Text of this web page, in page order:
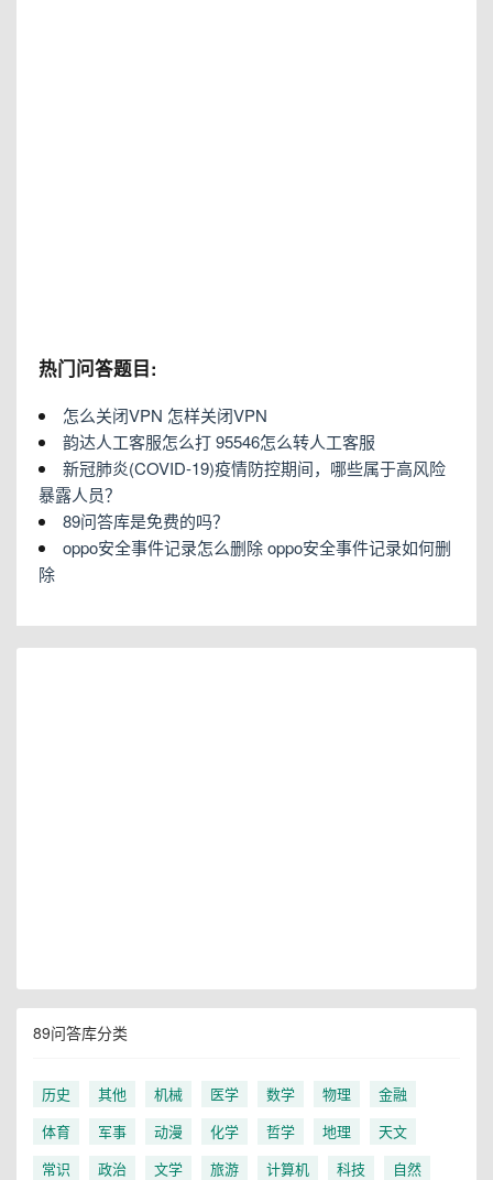
热门问答题目:
怎么关闭VPN 怎样关闭VPN
韵达人工客服怎么打 95546怎么转人工客服
新冠肺炎(COVID-19)疫情防控期间，哪些属于高风险
暴露人员？
89问答库是免费的吗？
oppo安全事件记录怎么删除 oppo安全事件记录如何删
除
89问答库分类
历史 其他 机械 医学 数学 物理
金融
体育
军事 动漫 化学 哲学 地理
天文
常识
政治 文学 旅游 计算机 科技
自然